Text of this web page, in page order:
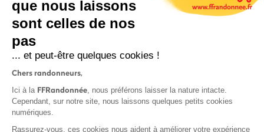
que nous laissons
sont celles de nos
pas
... et peut-être quelques cookies !
Chers randonneurs,
Ici à la FFRandonnée, nous préférons laisser la nature intacte.
Cependant, sur notre site, nous laissons quelques petits cookies
numériques.
Rassurez-vous, ces cookies nous aident à améliorer votre expérience